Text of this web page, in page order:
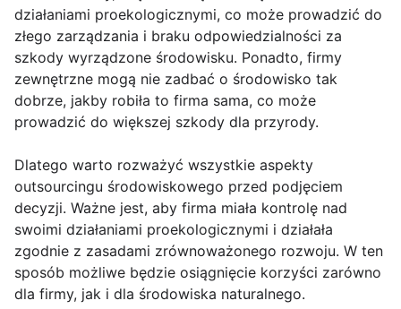
działaniami proekologicznymi, co może prowadzić do
złego zarządzania i braku odpowiedzialności za
szkody wyrządzone środowisku. Ponadto, firmy
zewnętrzne mogą nie zadbać o środowisko tak
dobrze, jakby robiła to firma sama, co może
prowadzić do większej szkody dla przyrody.
Dlatego warto rozważyć wszystkie aspekty
outsourcingu środowiskowego przed podjęciem
decyzji. Ważne jest, aby firma miała kontrolę nad
swoimi działaniami proekologicznymi i działała
zgodnie z zasadami zrównoważonego rozwoju. W ten
sposób możliwe będzie osiągnięcie korzyści zarówno
dla firmy, jak i dla środowiska naturalnego.